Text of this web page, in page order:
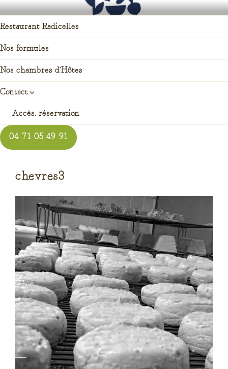
Aller
au
contenu
principal
RADICELLES RESTAURANT
auberge enracinée à Saint pierre du champ
Restaurant Radicelles
Nos formules
Nos chambres d’Hôtes
Contact
Accès, réservation
04 71 05 49 91
chevres3